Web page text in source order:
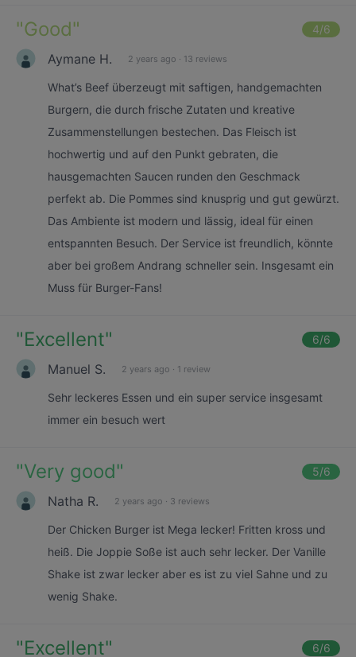
"Good" 4/6
Aymane H. 2 years ago · 13 reviews
What’s Beef überzeugt mit saftigen, handgemachten
Burgern, die durch frische Zutaten und kreative
Zusammenstellungen bestechen. Das Fleisch ist
hochwertig und auf den Punkt gebraten, die
hausgemachten Saucen runden den Geschmack
perfekt ab. Die Pommes sind knusprig und gut gewürzt.
Das Ambiente ist modern und lässig, ideal für einen
entspannten Besuch. Der Service ist freundlich, könnte
aber bei großem Andrang schneller sein. Insgesamt ein
Muss für Burger-Fans!
"Excellent" 6/6
Manuel S. 2 years ago · 1 review
Sehr leckeres Essen und ein super service insgesamt
immer ein besuch wert
"Very good" 5/6
Natha R. 2 years ago · 3 reviews
Der Chicken Burger ist Mega lecker! Fritten kross und
heiß. Die Joppie Soße ist auch sehr lecker. Der Vanille
Shake ist zwar lecker aber es ist zu viel Sahne und zu
wenig Shake.
"Excellent" 6/6